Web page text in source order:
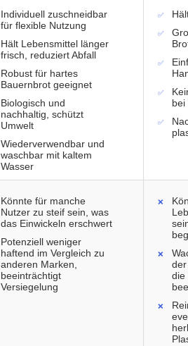
Individuell zuschneidbar
für flexible Nutzung
Hält Lebensmittel länger
frisch, reduziert Abfall
Robust für hartes
Bauernbrot geeignet
Biologisch und
nachhaltig, schützt
Umwelt
Wiederverwendbar und
waschbar mit kaltem
Wasser
bei
Könnte für manche
Nutzer zu steif sein, was
das Einwickeln erschwert
Potenziell weniger
haftend im Vergleich zu
anderen Marken,
beeinträchtigt
Versiegelung
die